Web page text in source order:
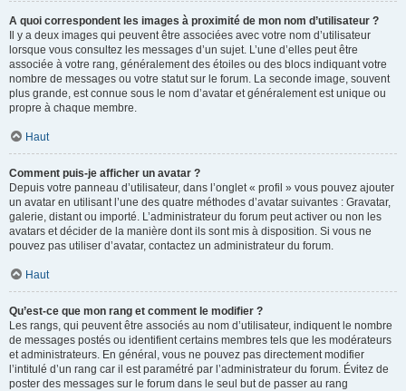
A quoi correspondent les images à proximité de mon nom d’utilisateur ?
Il y a deux images qui peuvent être associées avec votre nom d’utilisateur
lorsque vous consultez les messages d’un sujet. L’une d’elles peut être
associée à votre rang, généralement des étoiles ou des blocs indiquant votre
nombre de messages ou votre statut sur le forum. La seconde image, souvent
plus grande, est connue sous le nom d’avatar et généralement est unique ou
propre à chaque membre.
Haut
Comment puis-je afficher un avatar ?
Depuis votre panneau d’utilisateur, dans l’onglet « profil » vous pouvez ajouter
un avatar en utilisant l’une des quatre méthodes d’avatar suivantes : Gravatar,
galerie, distant ou importé. L’administrateur du forum peut activer ou non les
avatars et décider de la manière dont ils sont mis à disposition. Si vous ne
pouvez pas utiliser d’avatar, contactez un administrateur du forum.
Haut
Qu’est-ce que mon rang et comment le modifier ?
Les rangs, qui peuvent être associés au nom d’utilisateur, indiquent le nombre
de messages postés ou identifient certains membres tels que les modérateurs
et administrateurs. En général, vous ne pouvez pas directement modifier
l’intitulé d’un rang car il est paramétré par l’administrateur du forum. Évitez de
poster des messages sur le forum dans le seul but de passer au rang